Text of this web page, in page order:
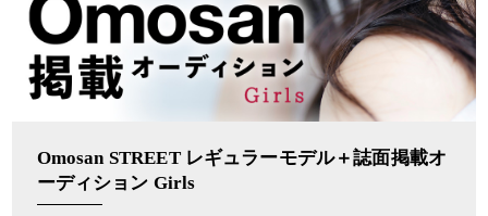
Omosan STREET レギュラーモデル＋誌面掲載オ
ーディション Girls